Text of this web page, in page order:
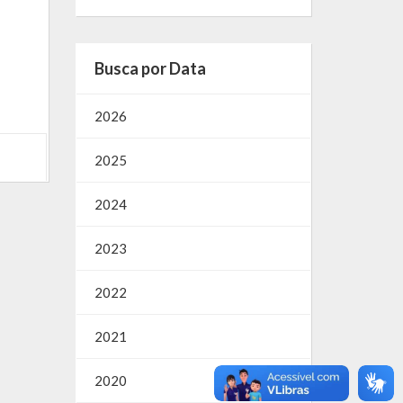
Busca por Data
2026
2025
2024
2023
2022
2021
2020